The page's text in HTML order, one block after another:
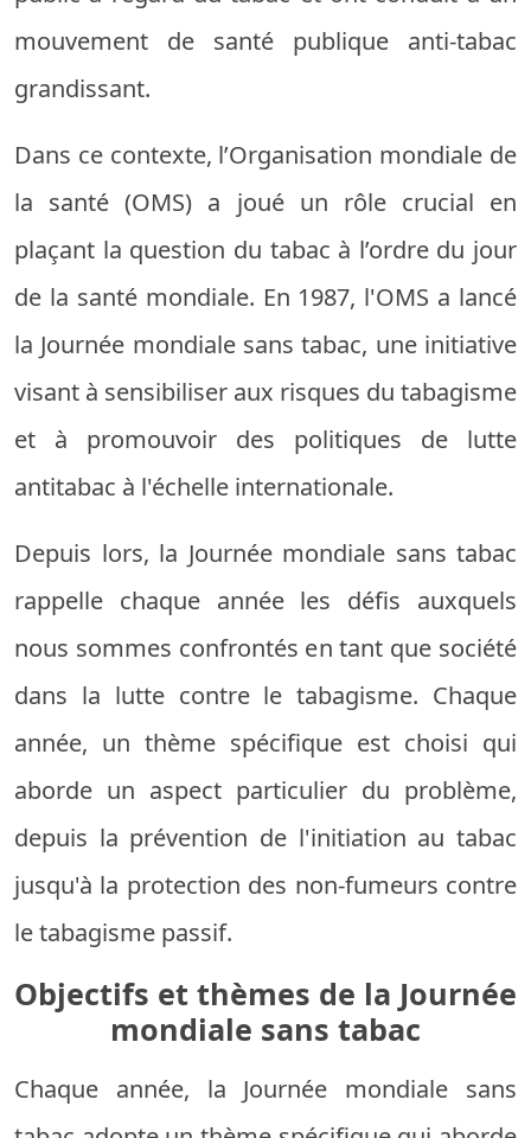
mouvement de santé publique anti-tabac
grandissant.
Dans ce contexte, l’Organisation mondiale de
la santé (OMS) a joué un rôle crucial en
plaçant la question du tabac à l’ordre du jour
de la santé mondiale. En 1987, l'OMS a lancé
la Journée mondiale sans tabac, une initiative
visant à sensibiliser aux risques du tabagisme
et à promouvoir des politiques de lutte
antitabac à l'échelle internationale.
Depuis lors, la Journée mondiale sans tabac
rappelle chaque année les défis auxquels
nous sommes confrontés en tant que société
dans la lutte contre le tabagisme. Chaque
année, un thème spécifique est choisi qui
aborde un aspect particulier du problème,
depuis la prévention de l'initiation au tabac
jusqu'à la protection des non-fumeurs contre
le tabagisme passif.
Objectifs et thèmes de la Journée
mondiale sans tabac
Chaque année, la Journée mondiale sans